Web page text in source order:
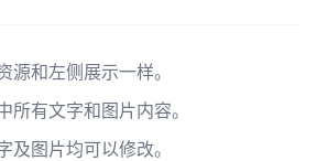
源和左侧展示一样。
所有文字和图片内容。
及图片均可以修改。